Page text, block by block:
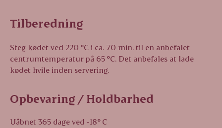
Tilberedning
Steg kødet ved 220 °C i ca. 70 min. til en anbefalet
centrumtemperatur på 65 °C. Det anbefales at lade
kødet hvile inden servering.
Opbevaring / Holdbarhed
Uåbnet 365 dage ved -18° C